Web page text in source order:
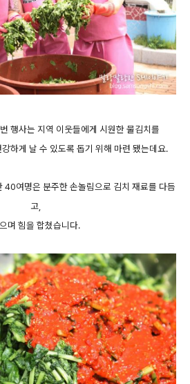
행사는 지역 이웃들에게 시원한 물김치를
하게 날 수 있도록 돕기 위해 마련 됐는데요.
40여명은 분주한 손놀림으로 김치 재료를 다듬
고,
며 힘을 합쳤습니다.